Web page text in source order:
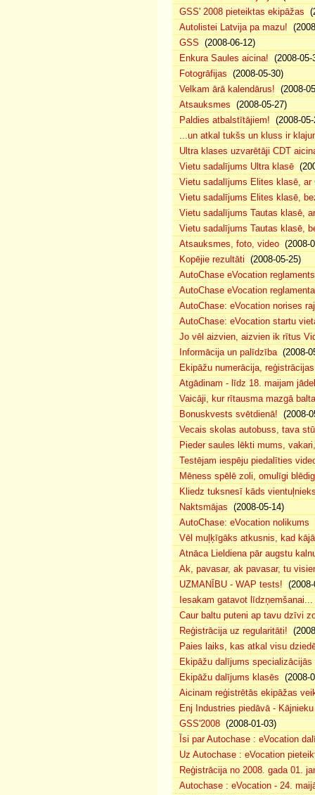
GSS' 2008 pieteiktas ekipāžas
Autolistei Latvija pa mazu!
GSS (2008-06-12)
Enkura Saules aicina! (2008-05-
Fotogrāfijas (2008-05-30)
Velkam ārā kalendārus! (2008-
Atsauksmes (2008-05-27)
Paldies atbalstītājiem! (2008-
...un atkal tukšs un kluss ir
Ultra klases uzvarētāji CDT
Vietu sadalījums Ultra klasē
Vietu sadalījums Elites klasē, ar
Vietu sadalījums Elites klasē,
Vietu sadalījums Tautas klasē,
Vietu sadalījums Tautas klasē,
Atsauksmes, foto, video (2008-
Kopējie rezultāti (2008-05-25)
AutoChase eVocation reglaments
AutoChase eVocation
AutoChase: eVocation norises
AutoChase: eVocation startu
Jo vēl aizvien, aizvien ik rītus
Informācija un palīdzība(2008-
Ekipāžu numerācija,
Atgādinam - līdz 18. maijam
Vaicāji, kur rītausma mazgā
Bonuskvests svētdienā! (2008-
Vecais skolas autobuss, tava
Pieder saules lēkti mums,
Testējam iespēju piedalīties
Mēness spēlē zoli, omulīgi
Kliedz tuksnesī kāds
Naktsmājas (2008-05-14)
AutoChase: eVocation nolikums
Vēl muļķīgāks atkusnis, kad
Atnāca Lieldiena pār augstu
Ak, pavasar, ak pavasar, tu
UZMANĪBU - WAP tests!
Iesakam gatavot līdzņemšanai...
Caur baltu puteni ap tavu dzīvi
Reģistrācija uz regularitāti!
Paies laiks, kas atkal visu
Ekipāžu dalījums specializācijās
Ekipāžu dalījums klasēs (2008-
Aicinam reģistrētās ekipāžas
Enj Industries piedāvā -
GSS'2008 (2008-01-03)
Īsi par Autochase : eVocation
Uz Autochase : eVocation
Reģistrācija no 2008. gada 01.
Autochase : eVocation - 24.